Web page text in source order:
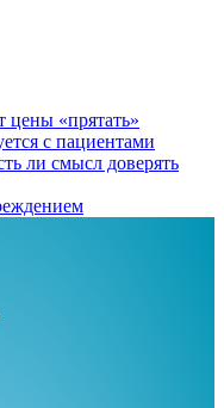
цены «прятать»
с пациентами
ли смысл доверять